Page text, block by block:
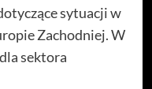
sytuacji w
Zachodniej. W
sektora